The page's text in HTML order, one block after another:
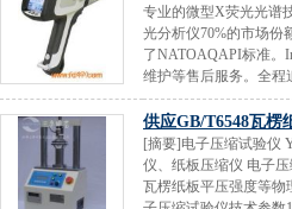
专业的微型X荧光光谱
光分析仪70%的市场份
了NATOAQAPI标准。
维护等售后服务。全程
供应GB/T6548瓦楞
[摘要]电子压缩试验仪
仪、纸板压缩仪 电子
瓦楞纸板平压强度等物